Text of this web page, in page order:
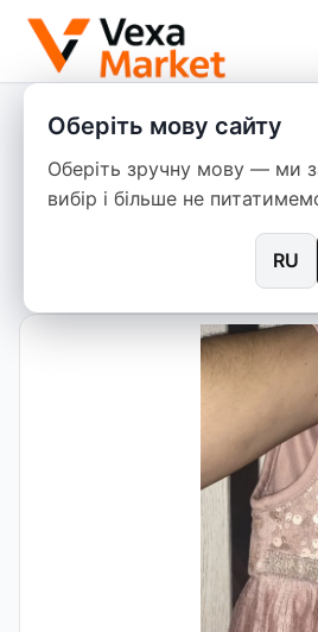
Оберіть мову сайту
Оберіть зручну мову — ми
вибір і більше не
RU
Головна/